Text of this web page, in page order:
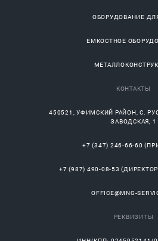
ОБОРУДОВАНИЕ
ЕМКОСТНОЕ
КОНТАКТЫ
450521 ,УФИМСКИЙ РАЙОН, С.
ЗАВОДСКАЯ, 1
+7 (347) 246-66-60
+7 (987) 490-08-53
OFFICE@MNG-
РЕКВИЗИТЫ